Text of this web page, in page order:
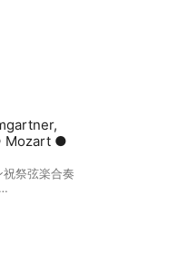
Mozart ●
祝祭弦楽合奏